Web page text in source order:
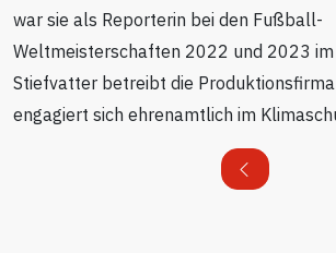
war sie als Reporterin bei den Fußball-
Weltmeisterschaften 2022 und 2023 im
Stiefvatter betreibt die Produktionsfirma
engagiert sich ehrenamtlich im